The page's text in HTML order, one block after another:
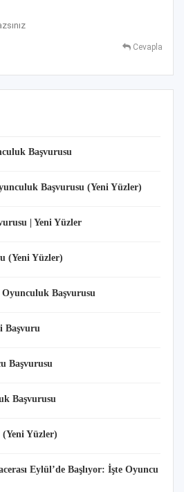
Cevapla
Başvurusu
Başvurusu (Yeni Yüzler)
| Yeni Yüzler
(Yeni Yüzler)
Oyunculuk Başvurusu
Başvuru
Başvurusu
Başvurusu
(Yeni Yüzler)
Eylül’de Başlıyor: İşte Oyuncu